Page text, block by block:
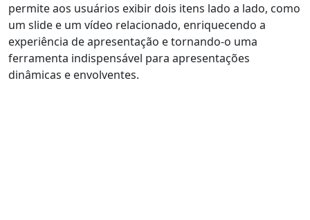
permite aos usuários exibir dois itens lado a lado, como
um slide e um vídeo relacionado, enriquecendo a
experiência de apresentação e tornando-o uma
ferramenta indispensável para apresentações
dinâmicas e envolventes.